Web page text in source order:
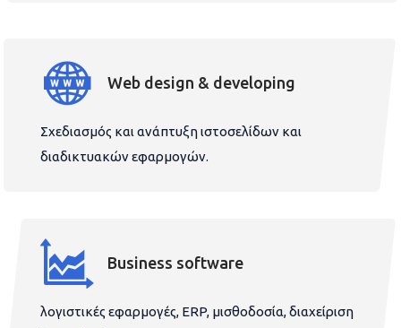
Web design & developing
Σχεδιασμός και ανάπτυξη ιστοσελίδων και
διαδικτυακών εφαρμογών.
Business software
λογιστικές εφαρμογές, ERP, μισθοδοσία, διαχείριση